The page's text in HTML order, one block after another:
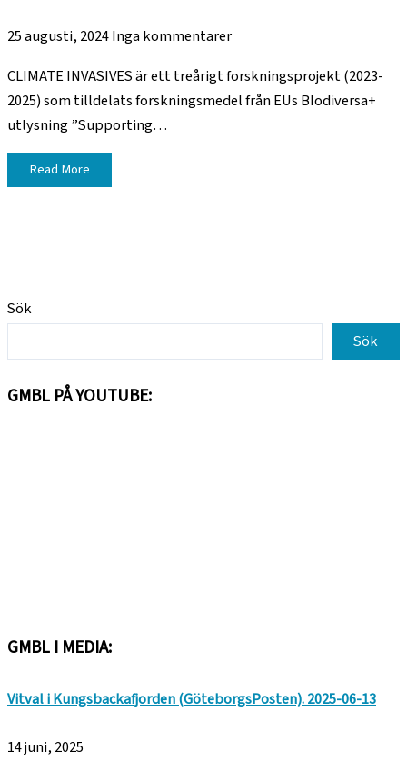
25 augusti, 2024Inga kommentarer
CLIMATE INVASIVES är ett treårigt forskningsprojekt (2023-
2025) som tilldelats forskningsmedel från EUs BIodiversa+
utlysning ”Supporting…
Read More
Sök
Sök
GMBL PÅ YOUTUBE:
GMBL I MEDIA:
Vitval i Kungsbackafjorden (GöteborgsPosten). 2025-06-13
14 juni, 2025